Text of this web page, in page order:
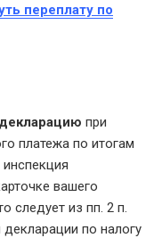
переплату по
при
платежа по итогам
вашего
следует из пп. 2 п.
по налогу